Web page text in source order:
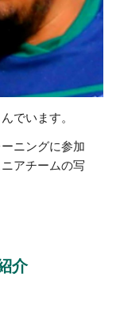
でいます。
ニングに参加
アチームの写
介